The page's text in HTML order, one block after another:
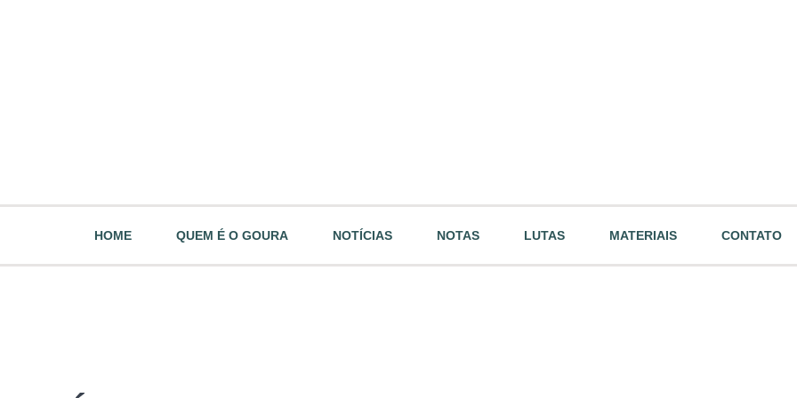
HOME QUEM É O GOURA NOTÍCIAS NOTAS LUTAS MATERIAIS CONTATO